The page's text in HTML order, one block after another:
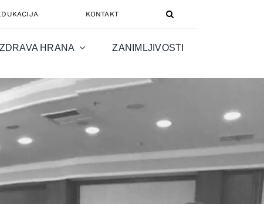
KONTAKT
ZDRAVA HRANA ZANIMLJIVOSTI